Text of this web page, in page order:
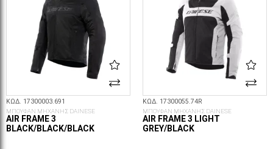
ΚΩΔ. 17300003.691
ΜΠΟΥΦΑΝ ΜΗΧΑΝΗΣ DAINESE
AIR FRAME 3
BLACK/BLACK/BLACK
ΚΩΔ. 17300055.74R
ΜΠΟΥΦΑΝ ΜΗΧΑΝΗΣ DAINESE
AIR FRAME 3 LIGHT
GREY/BLACK